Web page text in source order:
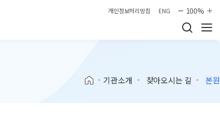
개인정보처리방침 ENG 100%
기관소개 찾아오시는 길 본원